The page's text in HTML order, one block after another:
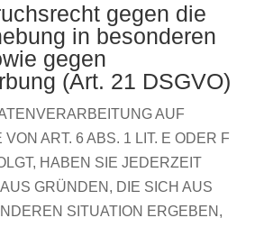
gegen die
in besonderen
gegen
(Art. 21 DSGVO)
AUF
ART. 6 ABS. 1 LIT. E ODER F
HABEN SIE JEDERZEIT
GRÜNDEN, DIE SICH AUS
SITUATION ERGEBEN,